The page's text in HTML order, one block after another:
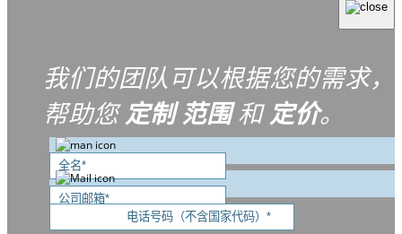
我们的团队可以根据您的需求，
帮助您定制 范围和定价。